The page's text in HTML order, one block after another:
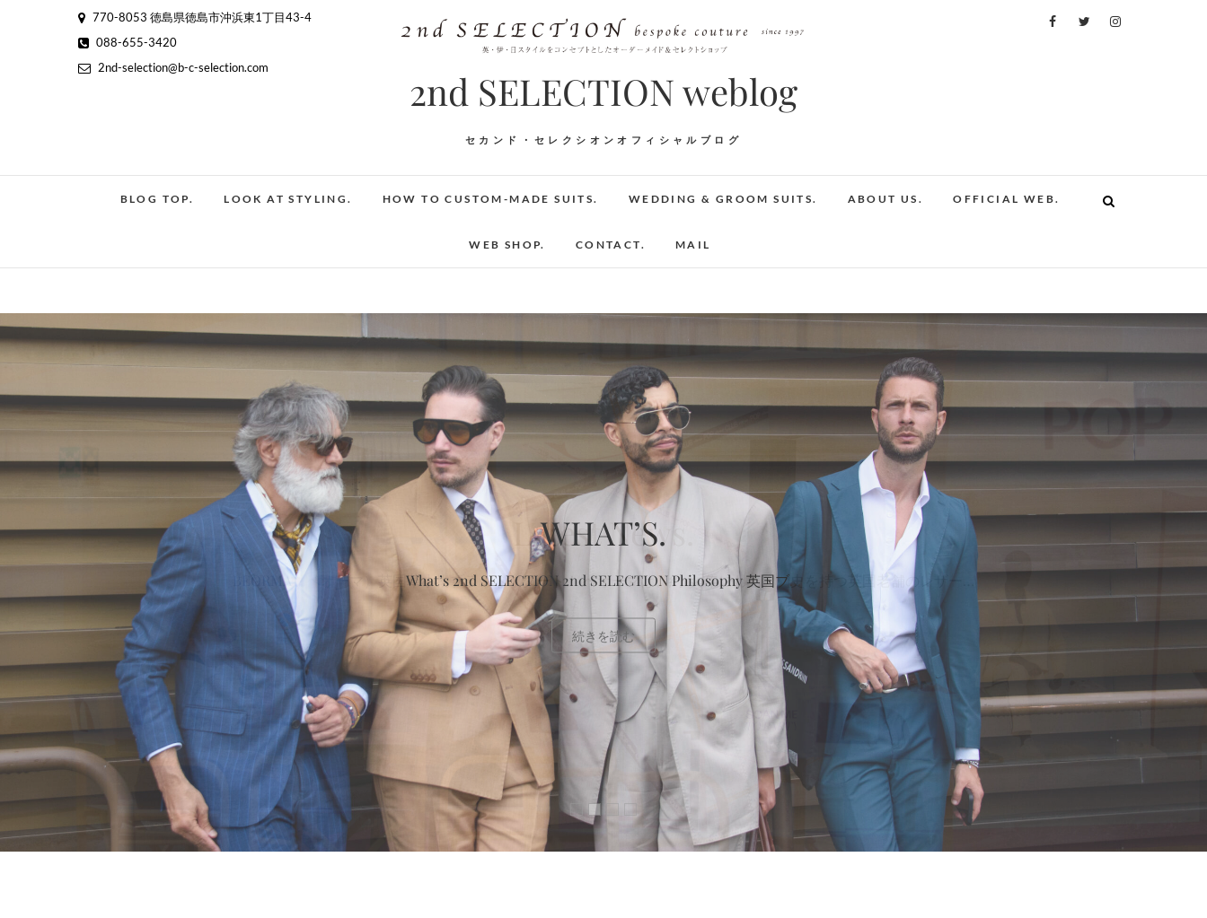
770-8053 徳島県徳島市沖浜東1丁目43-4
088-655-3420
2nd-selection@b-c-selection.com
2nd SELECTION weblog
セカンド・セレクシオンオフィシャルブログ
BLOG TOP. LOOK AT STYLING. HOW TO CUSTOM-MADE SUITS. WEDDING & GROOM SUITS. ABOUT US. OFFICIAL WEB.
WEB SHOP. CONTACT. MAIL
WHAT’S.
What’s 2nd SELECTION 2nd SELECTION Philosophy 英国ブ…
続きを読む